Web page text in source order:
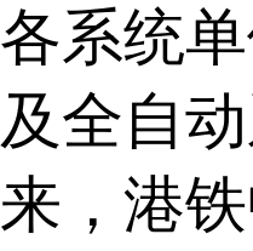
系统
全自
，港